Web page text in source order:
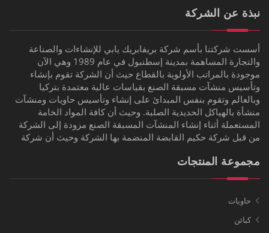
نبذة عن الشركة
أسست شركتنا بأسم شركة بريفابريك يابي للإنشاءات والصناعة
والتجارة المساهمة بمدينة إسطنبول في عام 1989 وهي الآن
موجودة بالمراتب الأولوية بالقطاع حيث أن الشركة تقوم بإنشاء
وتأسيس منشآت مسبقة الصنع بقياسات عالية معتمدة بتركيا
وبالعالم وتقوم بنفس المبدائ على إنشاء وتأسيس حاويات ومنشآت
منشأة بالهياكل الحديدية الصلبة. وحيث أن كافة المواد الخامة
المستعملة أثناء إنشاء المنشآت المسبقة الصنع مزودة إلى الشركة
من قبل شركة حكيم القابضة المنضمة بها الشركة وحيث أن شركة
مجموعة المنتجات
حاويات
كبائن